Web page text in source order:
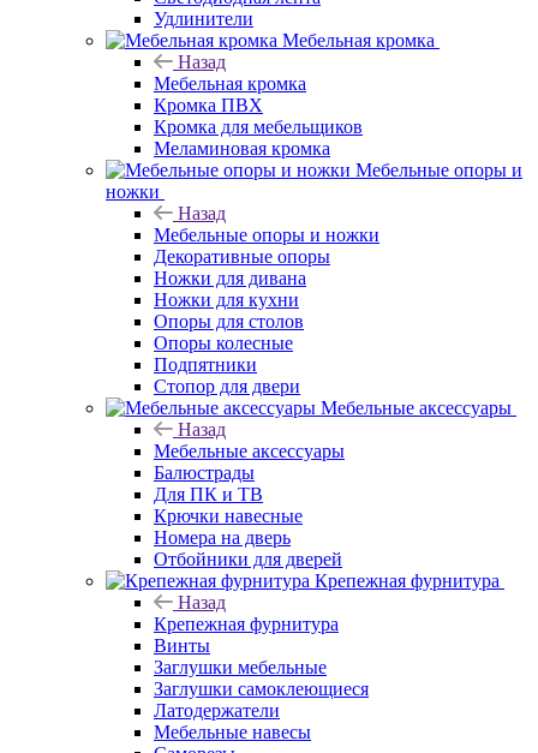
Удлинители
Мебельная кромка
Назад
Мебельная кромка
Кромка ПВХ
Кромка для мебельщиков
Меламиновая кромка
Мебельные опоры и
ножки
Назад
Мебельные опоры и ножки
Декоративные опоры
Ножки для дивана
Ножки для кухни
Опоры для столов
Опоры колесные
Подпятники
Стопор для двери
Мебельные аксессуары
Назад
Мебельные аксессуары
Балюстрады
Для ПК и ТВ
Крючки навесные
Номера на дверь
Отбойники для дверей
Крепежная фурнитура
Назад
Крепежная фурнитура
Винты
Заглушки мебельные
Заглушки самоклеющиеся
Латодержатели
Мебельные навесы